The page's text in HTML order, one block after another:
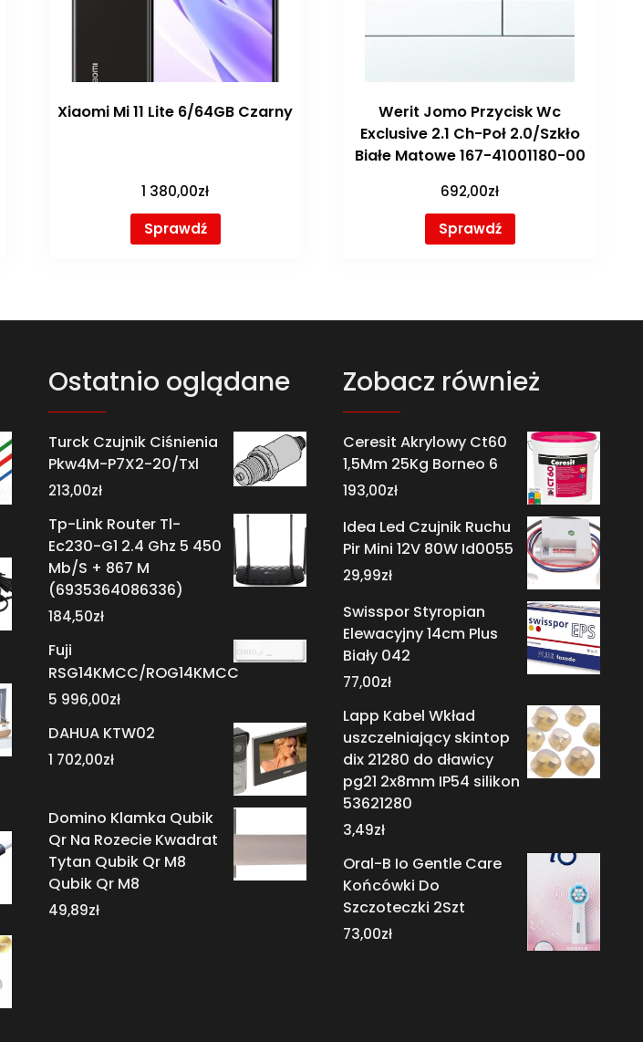
Xiaomi Mi 11 Lite 6/64GB Czarny
1 380,00zł
Sprawdź
Werit Jomo Przycisk Wc
Exclusive 2.1 Ch-Poł 2.0/Szkło
Białe Matowe 167-41001180-00
692,00zł
Sprawdź
Ostatnio oglądane
Turck Czujnik Ciśnienia
Pkw4M-P7X2-20/Txl
213,00zł
Tp-Link Router Tl-
Ec230-G1 2.4 Ghz 5 450
Mb/S + 867 M
(6935364086336)
184,50zł
Fuji
RSG14KMCC/ROG14KMCC
5 996,00zł
DAHUA KTW02
1 702,00zł
Domino Klamka Qubik
Qr Na Rozecie Kwadrat
Tytan Qubik Qr M8
Qubik Qr M8
49,89zł
Zobacz również
Ceresit Akrylowy Ct60
1,5Mm 25Kg Borneo 6
193,00zł
Idea Led Czujnik Ruchu
Pir Mini 12V 80W Id0055
29,99zł
Swisspor Styropian
Elewacyjny 14cm Plus
Biały 042
77,00zł
Lapp Kabel Wkład
uszczelniający skintop
dix 21280 do dławicy
pg21 2x8mm IP54 silikon
53621280
3,49zł
Oral-B Io Gentle Care
Końcówki Do
Szczoteczki 2Szt
73,00zł